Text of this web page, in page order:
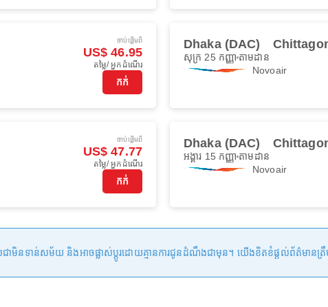
ចាប់ផ្ដើមពី
US$ 46.95
តម្លៃ/ អ្នកដំណើរ
កក់
Dhaka (DAC)
សុក្រ 25 កញ្ញា តាមដាន
Novoair
ចាប់ផ្ដើមពី
US$ 47.77
តម្លៃ/ អ្នកដំណើរ
កក់
Dhaka (DAC)
អង្គារ 15 កញ្ញា តាមដាន
Novoair
ាមិនទាន់សម័យ និងអាចផ្លាស់ប្តូរដោយគ្មានការជូនដំណឹងជាមុន។ យើងខិតខំផ្តល់ព័ត៌មានត្រឹម